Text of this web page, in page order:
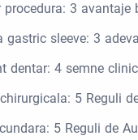
procedura: 3 avantaje
gastric sleeve: 3
dentar: 4 semne
5 Reguli
5 Reguli de